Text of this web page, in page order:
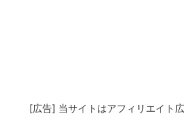
[広告] 当サイトはアフィリエイト